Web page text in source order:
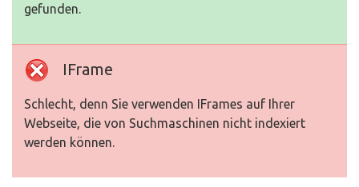
gefunden.
IFrame
Schlecht, denn Sie verwenden IFrames auf Ihrer
Webseite, die von Suchmaschinen nicht indexiert
werden können.